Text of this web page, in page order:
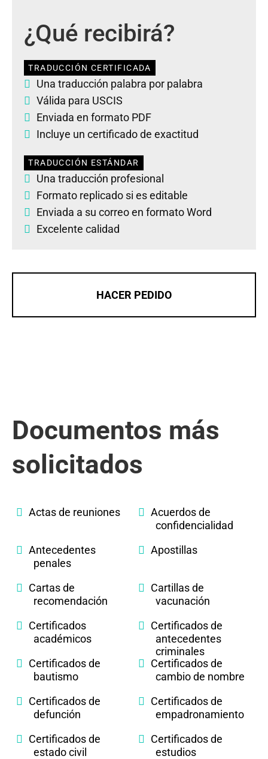
¿Qué recibirá?
TRADUCCIÓN CERTIFICADA
Una traducción palabra por palabra
Válida para USCIS
Enviada en formato PDF
Incluye un certificado de exactitud
TRADUCCIÓN ESTÁNDAR
Una traducción profesional
Formato replicado si es editable
Enviada a su correo en formato Word
Excelente calidad
HACER PEDIDO
Documentos más
solicitados
Actas de reuniones
Acuerdos de
confidencialidad
Antecedentes
penales
Apostillas
Cartas de
recomendación
Cartillas de
vacunación
Certificados
académicos
Certificados de
antecedentes
criminales
Certificados de
bautismo
Certificados de
cambio de nombre
Certificados de
defunción
Certificados de
empadronamiento
Certificados de
estado civil
Certificados de
estudios